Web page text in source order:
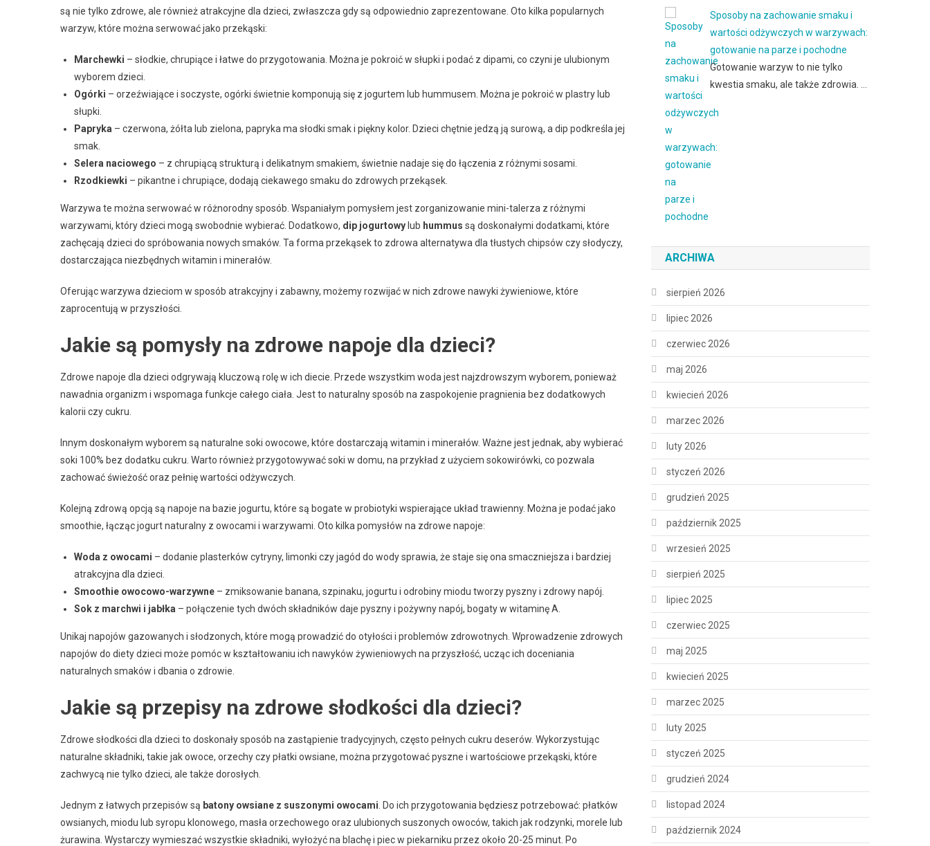
są nie tylko zdrowe, ale również atrakcyjne dla dzieci, zwłaszcza gdy są odpowiednio zaprezentowane. Oto kilka popularnych
warzyw, które można serwować jako przekąski:
Marchewki – słodkie, chrupiące i łatwe do przygotowania. Można je pokroić w słupki i podać z dipami, co czyni je ulubionym
wyborem dzieci.
Ogórki – orzeźwiające i soczyste, ogórki świetnie komponują się z jogurtem lub hummusem. Można je pokroić w plastry lub
słupki.
Papryka – czerwona, żółta lub zielona, papryka ma słodki smak i piękny kolor. Dzieci chętnie jedzą ją surową, a dip podkreśla jej
smak.
Selera naciowego – z chrupiącą strukturą i delikatnym smakiem, świetnie nadaje się do łączenia z różnymi sosami.
Rzodkiewki – pikantne i chrupiące, dodają ciekawego smaku do zdrowych przekąsek.
Warzywa te można serwować w różnorodny sposób. Wspaniałym pomysłem jest zorganizowanie mini-talerza z różnymi
warzywami, który dzieci mogą swobodnie wybierać. Dodatkowo, dip jogurtowy lub hummus są doskonałymi dodatkami, które
zachęcają dzieci do spróbowania nowych smaków. Ta forma przekąsek to zdrowa alternatywa dla tłustych chipsów czy słodyczy,
dostarczająca niezbędnych witamin i minerałów.
Oferując warzywa dzieciom w sposób atrakcyjny i zabawny, możemy rozwijać w nich zdrowe nawyki żywieniowe, które
zaprocentują w przyszłości.
Jakie są pomysły na zdrowe napoje dla dzieci?
Zdrowe napoje dla dzieci odgrywają kluczową rolę w ich diecie. Przede wszystkim woda jest najzdrowszym wyborem, ponieważ
nawadnia organizm i wspomaga funkcje całego ciała. Jest to naturalny sposób na zaspokojenie pragnienia bez dodatkowych
kalorii czy cukru.
Innym doskonałym wyborem są naturalne soki owocowe, które dostarczają witamin i minerałów. Ważne jest jednak, aby wybierać
soki 100% bez dodatku cukru. Warto również przygotowywać soki w domu, na przykład z użyciem sokowirówki, co pozwala
zachować świeżość oraz pełnię wartości odżywczych.
Kolejną zdrową opcją są napoje na bazie jogurtu, które są bogate w probiotyki wspierające układ trawienny. Można je podać jako
smoothie, łącząc jogurt naturalny z owocami i warzywami. Oto kilka pomysłów na zdrowe napoje:
Woda z owocami – dodanie plasterków cytryny, limonki czy jagód do wody sprawia, że staje się ona smaczniejsza i bardziej
atrakcyjna dla dzieci.
Smoothie owocowo-warzywne – zmiksowanie banana, szpinaku, jogurtu i odrobiny miodu tworzy pyszny i zdrowy napój.
Sok z marchwi i jabłka – połączenie tych dwóch składników daje pyszny i pożywny napój, bogaty w witaminę A.
Unikaj napojów gazowanych i słodzonych, które mogą prowadzić do otyłości i problemów zdrowotnych. Wprowadzenie zdrowych
napojów do diety dzieci może pomóc w kształtowaniu ich nawyków żywieniowych na przyszłość, ucząc ich doceniania
naturalnych smaków i dbania o zdrowie.
Jakie są przepisy na zdrowe słodkości dla dzieci?
Zdrowe słodkości dla dzieci to doskonały sposób na zastąpienie tradycyjnych, często pełnych cukru deserów. Wykorzystując
naturalne składniki, takie jak owoce, orzechy czy płatki owsiane, można przygotować pyszne i wartościowe przekąski, które
zachwycą nie tylko dzieci, ale także dorosłych.
Jednym z łatwych przepisów są batony owsiane z suszonymi owocami . Do ich przygotowania będziesz potrzebować: płatków
owsianych, miodu lub syropu klonowego, masła orzechowego oraz ulubionych suszonych owoców, takich jak rodzynki, morele lub
żurawina. Wystarczy wymieszać wszystkie składniki, wyłożyć na blachę i piec w piekarniku przez około 20-25 minut. Po
Sposoby na zachowanie smaku i
wartości odżywczych w warzywach:
gotowanie na parze i pochodne
Gotowanie warzyw to nie tylko
kwestia smaku, ale także zdrowia. …
ARCHIWA
sierpień 2026
lipiec 2026
czerwiec 2026
maj 2026
kwiecień 2026
marzec 2026
luty 2026
styczeń 2026
grudzień 2025
październik 2025
wrzesień 2025
sierpień 2025
lipiec 2025
czerwiec 2025
maj 2025
kwiecień 2025
marzec 2025
luty 2025
styczeń 2025
grudzień 2024
listopad 2024
październik 2024